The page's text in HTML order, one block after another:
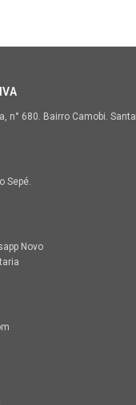
n° 680. Bairro Camobi. Santa
Sepé.
Novo